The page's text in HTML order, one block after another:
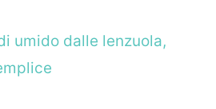
umido dalle lenzuola,